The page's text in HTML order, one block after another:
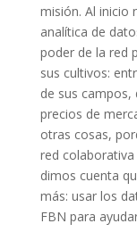
misión. Al inicio
analítica de
poder de la red
sus cultivos:
de sus campos,
precios de
otras cosas,
red
dimos cuenta
más: usar los
FBN para